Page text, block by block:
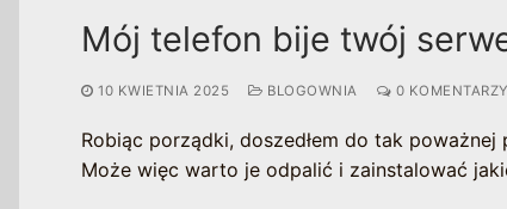
Mój telefon bije twój
10 KWIETNIA 2025 BLOGOWNIA 0 KOMENTARZY
Robiąc porządki, doszedłem do tak
Może więc warto je odpalić i zainstalować